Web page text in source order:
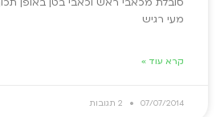
מעי רגיש
קרא עוד »
07/07/2014